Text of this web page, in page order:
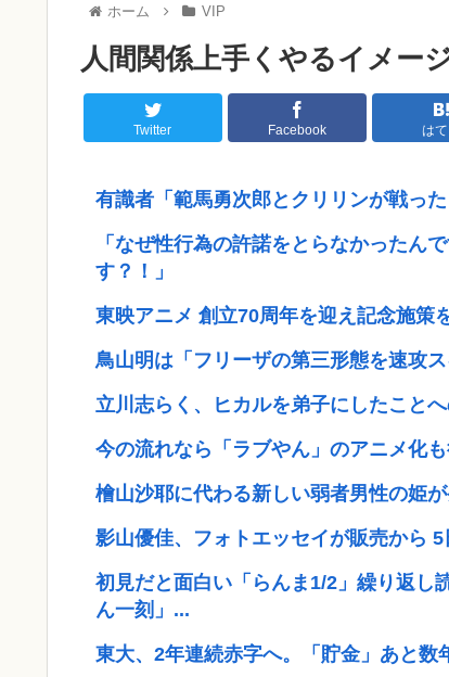
ホーム VIP
人間関係上手くやるイメー
Twitter Facebook は
有識者「範馬勇次郎とクリリンが戦っ
「なぜ性行為の許諾をとらなかったん
す？！」
東映アニメ 創立70周年を迎え記念施策
鳥山明は「フリーザの第三形態を速攻
立川志らく、ヒカルを弟子にしたこと
今の流れなら「ラブやん」のアニメ化
檜山沙耶に代わる新しい弱者男性の姫
影山優佳、フォトエッセイが販売から
初見だと面白い「らんま1/2」繰り返し
ん一刻」...
東大、2年連続赤字へ。「貯金」あと数